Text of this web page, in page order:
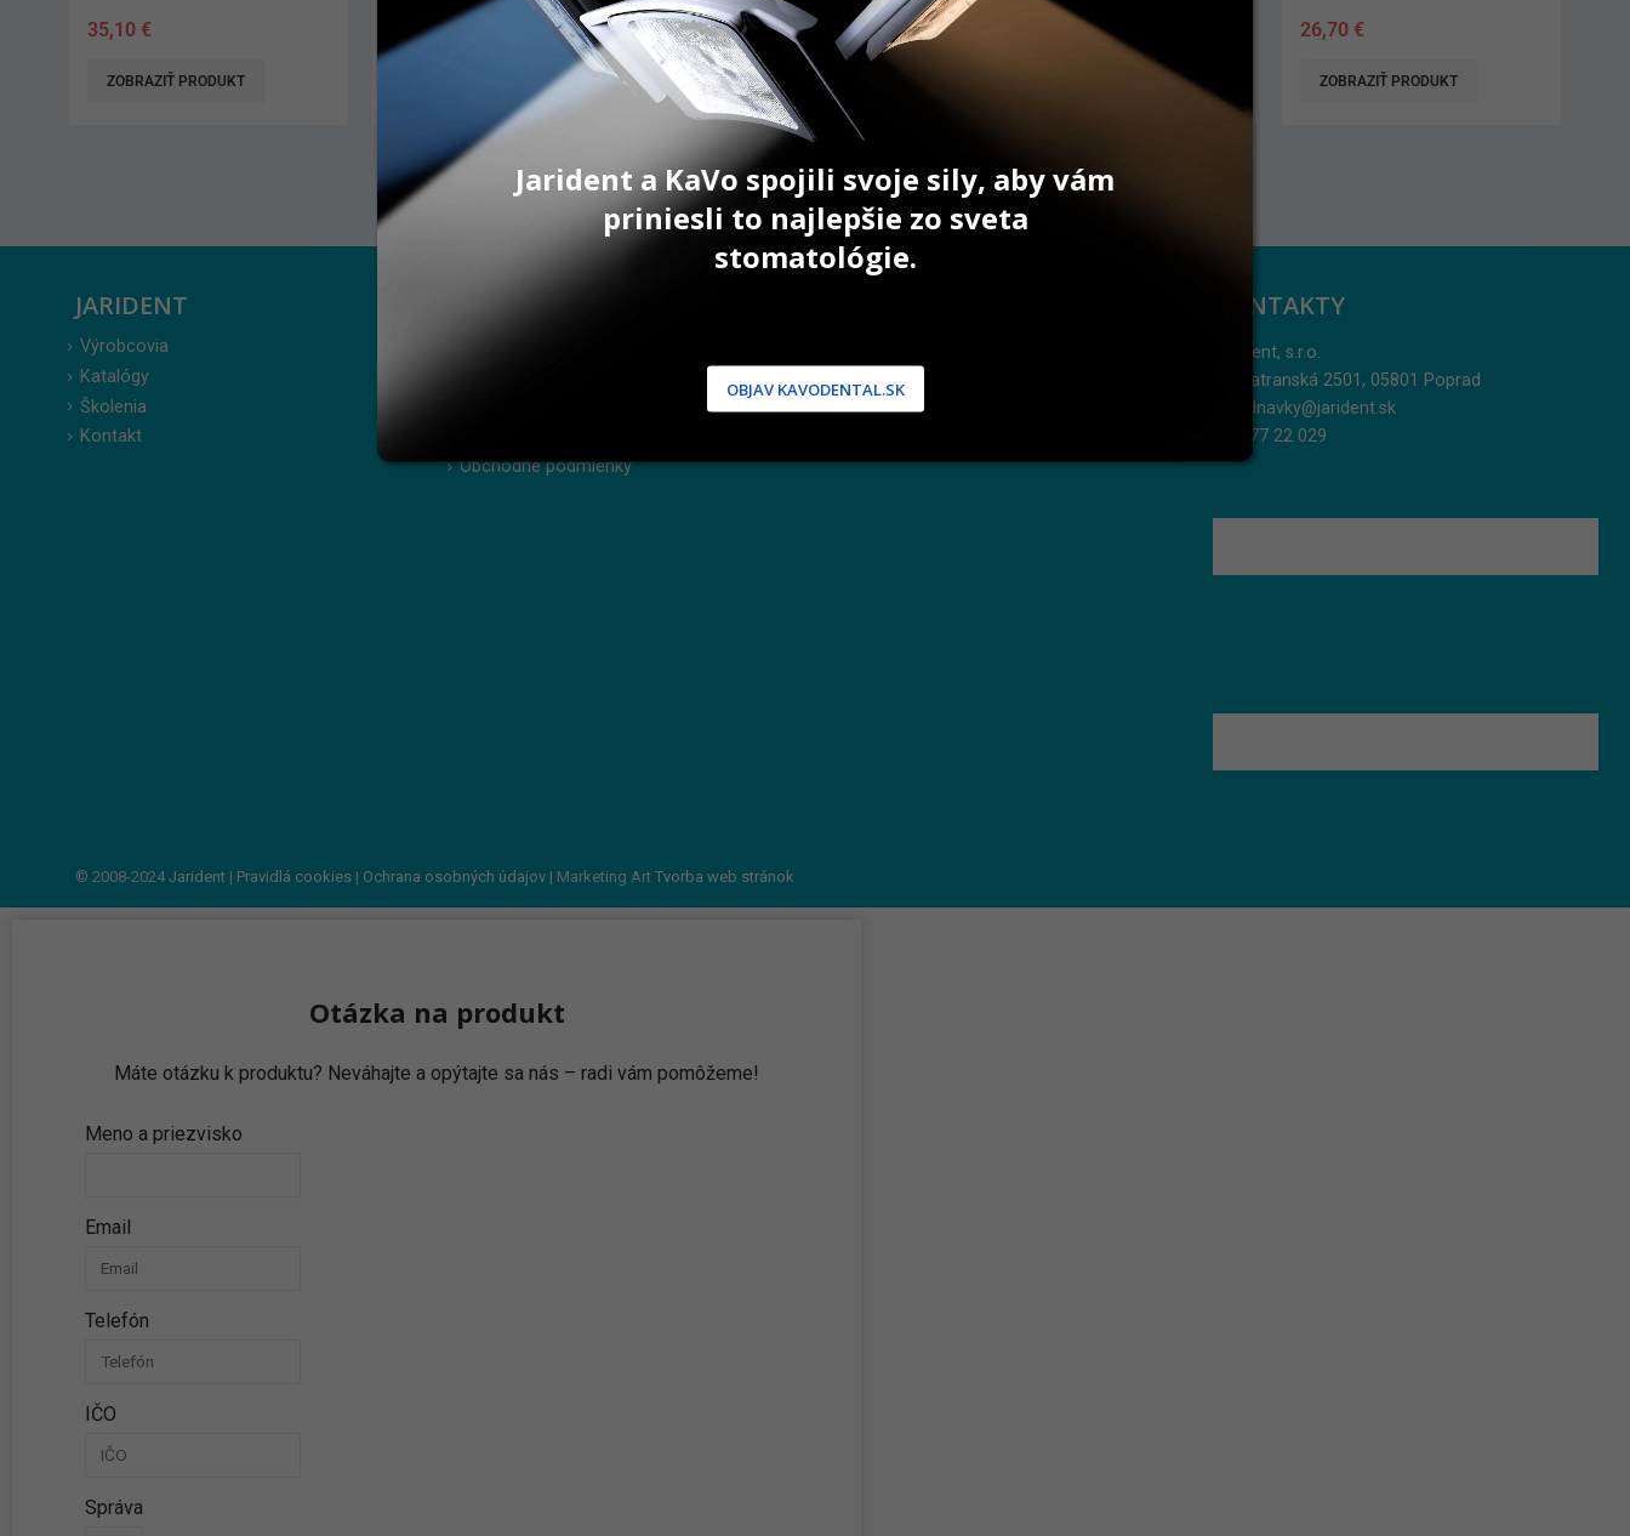
35,10 €
ZOBRAZIŤ PRODUKT
68,90€
PRIDAŤ DO KOŠÍKA
79,90€
ZOBRAZIŤ PRODUKT
26,70 €
ZOBRAZIŤ PRODUKT
JARIDENT
Výrobcovia
Katalógy
Školenia
Kontakt
ZÁKAZNÍCKA ZÓNA
Obchodné podmienky
Servis
KONTAKTY
Jarident, s.r.o.
Podtatranská 2501, 05801 Poprad
objednavky@jarident.sk
052/77 22 029
© 2008-2024Jarident | Pravidlá cookies | Ochrana osobných údajov | Marketing Art Tvorba web stránok
Otázka na produkt
Máte otázku k produktu? Neváhajte a opýtajte sa nás – radi vám pomôžeme!
Meno a priezvisko
Email
Telefón
IČO
Správa
Jarident a KaVo spojili svoje sily, aby vám
priniesli to najlepšie zo sveta
stomatológie.
OBJAV KAVODENTAL.SK